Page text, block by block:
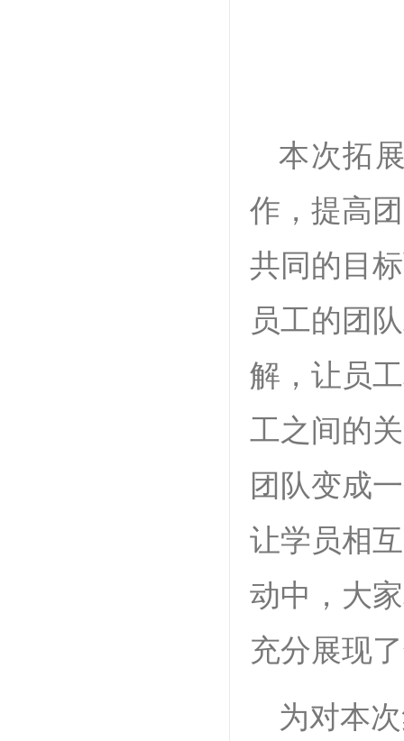
本次拓
作，提高
共同的目
员工的团
解，让员
工之间的
团队变成
让学员相
动中，大
充分展现
为对本